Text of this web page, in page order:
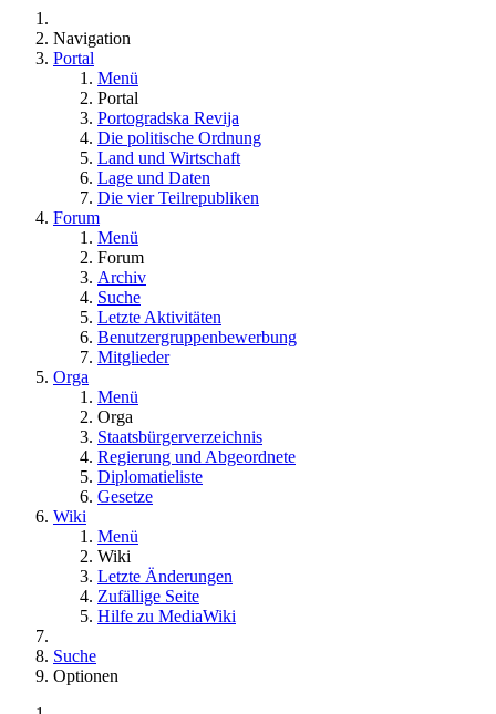
Navigation
Portal
Menü
Portal
Portogradska Revija
Die politische Ordnung
Land und Wirtschaft
Lage und Daten
Die vier Teilrepubliken
Forum
Menü
Forum
Archiv
Suche
Letzte Aktivitäten
Benutzergruppenbewerbung
Mitglieder
Orga
Menü
Orga
Staatsbürgerverzeichnis
Regierung und Abgeordnete
Diplomatieliste
Gesetze
Wiki
Menü
Wiki
Letzte Änderungen
Zufällige Seite
Hilfe zu MediaWiki
Suche
Optionen